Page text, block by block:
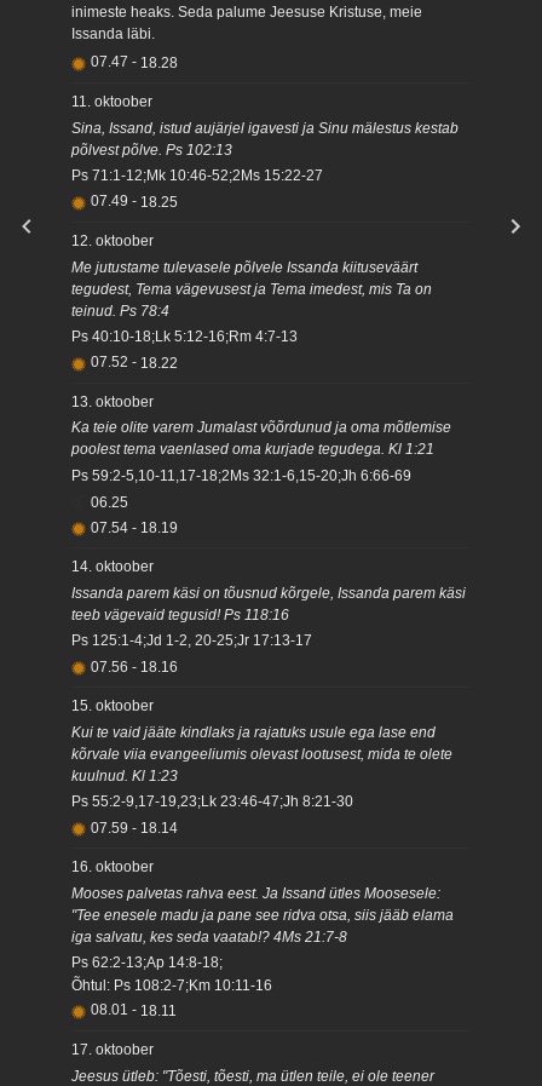
inimeste heaks. Seda palume Jeesuse Kristuse, meie
Issanda läbi.
07.47 - 18.28
11. oktoober
Sina, Issand, istud aujärjel igavesti ja Sinu mälestus kestab
põlvest põlve. Ps 102:13
Ps 71:1-12;Mk 10:46-52;2Ms 15:22-27
07.49 - 18.25
12. oktoober
Me jutustame tulevasele põlvele Issanda kiituseväärt
tegudest, Tema vägevusest ja Tema imedest, mis Ta on
teinud. Ps 78:4
Ps 40:10-18;Lk 5:12-16;Rm 4:7-13
07.52 - 18.22
13. oktoober
Ka teie olite varem Jumalast võõrdunud ja oma mõtlemise
poolest tema vaenlased oma kurjade tegudega. Kl 1:21
Ps 59:2-5,10-11,17-18;2Ms 32:1-6,15-20;Jh 6:66-69
06.25
07.54 - 18.19
14. oktoober
Issanda parem käsi on tõusnud kõrgele, Issanda parem käsi
teeb vägevaid tegusid! Ps 118:16
Ps 125:1-4;Jd 1-2, 20-25;Jr 17:13-17
07.56 - 18.16
15. oktoober
Kui te vaid jääte kindlaks ja rajatuks usule ega lase end
kõrvale viia evangeeliumis olevast lootusest, mida te olete
kuulnud. Kl 1:23
Ps 55:2-9,17-19,23;Lk 23:46-47;Jh 8:21-30
07.59 - 18.14
16. oktoober
Mooses palvetas rahva eest. Ja Issand ütles Moosesele:
"Tee enesele madu ja pane see ridva otsa, siis jääb elama
iga salvatu, kes seda vaatab!? 4Ms 21:7-8
Ps 62:2-13;Ap 14:8-18;
Õhtul: Ps 108:2-7;Km 10:11-16
08.01 - 18.11
17. oktoober
Jeesus ütleb: "Tõesti, tõesti, ma ütlen teile, ei ole teener